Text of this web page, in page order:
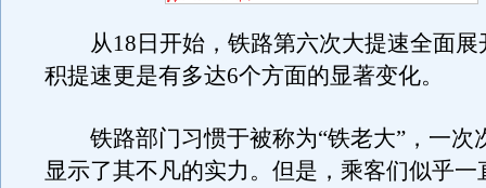
从18日开始，铁路第六次大提速全面展
积提速更是有多达6个方面的显著变化。
铁路部门习惯于被称为“铁老大”，一次
显示了其不凡的实力。但是，乘客们似乎